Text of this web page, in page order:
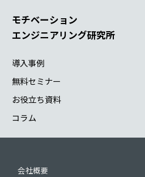
モチベーション
エンジニアリング研究所
導入事例
無料セミナー
お役立ち資料
コラム
会社概要